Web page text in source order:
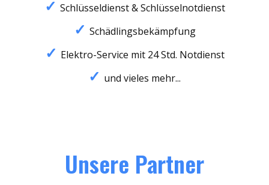
Schlüsseldienst & Schlüsselnotdienst
Schädlingsbekämpfung
Elektro-Service mit 24 Std. Notdienst
und vieles mehr...
Unsere Partner